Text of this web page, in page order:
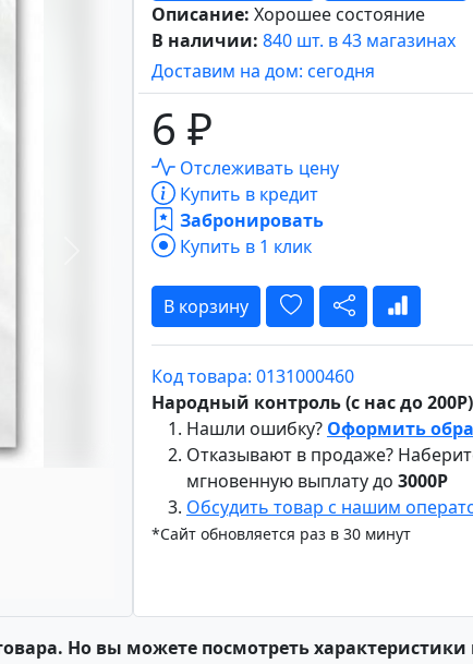
Описание: Хорошее состояние
В наличии: 840 шт. в 43 магазинах
Доставим на дом: сегодня
6 ₽
Отслеживать цену
Купить в кредит
Забронировать
Купить в 1 клик
В корзину
Код товара: 0131000460
Народный контроль (с нас до
Нашли ошибку? Оформить
Отказывают в продаже?
мгновенную выплату до 3000Р
Обсудить товар с нашим
*Сайт обновляется раз в 30 минут
Но вы можете посмотреть характеристики